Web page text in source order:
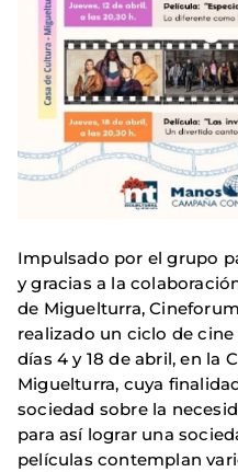
Impulsado por el grupo
y gracias a la
de Miguelturra,
realizado un ciclo de
días 4 y 18 de abril, en la
Miguelturra, cuya
sociedad sobre la
para así lograr una
películas contemplan